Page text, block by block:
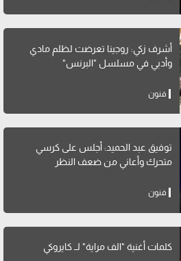
أشرف زكي: روجينا تعرضت لظلم مادي
وأدبي في مسلسل "البرنس"
فنون
توفيق عبد الحميد: أجلس على كرسي
متحرك وأعاني من ضعف النظر
فنون
كلمات أغنية "الف مراية" لــ كايروكي